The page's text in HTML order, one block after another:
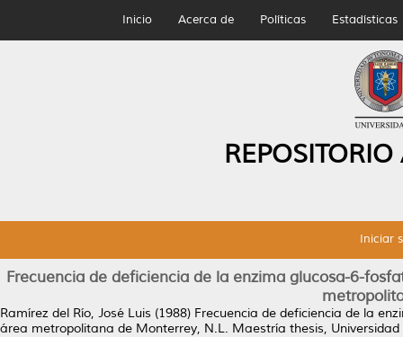
Inicio Acerca de Políticas Estadísticas
Iniciar
Frecuencia de deficiencia de la enzima glucosa-6-
Ramírez del Río, José Luis (1988) Frecuencia de deficiencia de la
área metropolitana de Monterrey, N.L. Maestría thesis,